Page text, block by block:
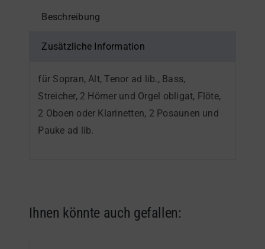
Beschreibung
Zusätzliche Information
für Sopran, Alt, Tenor ad lib., Bass,
Streicher, 2 Hörner und Orgel obligat, Flöte,
2 Oboen oder Klarinetten, 2 Posaunen und
Pauke ad lib.
Ihnen könnte auch gefallen: